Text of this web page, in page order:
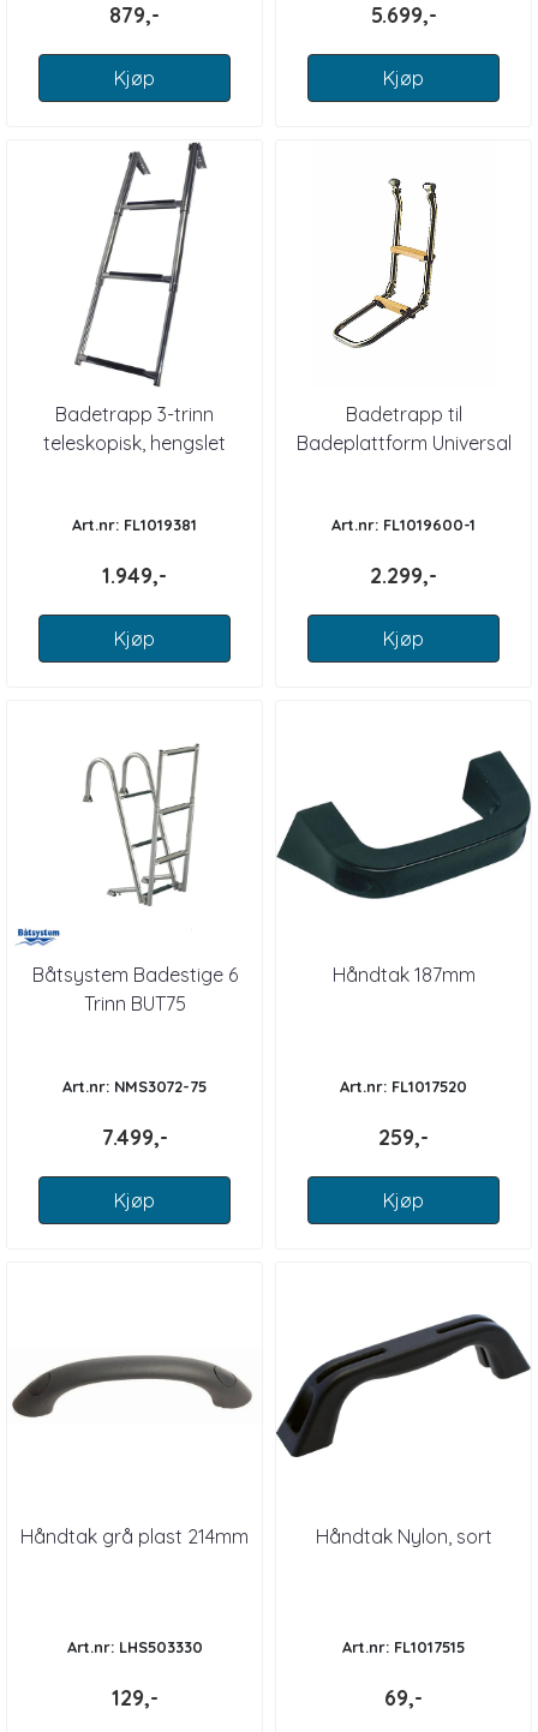
879,-
Kjøp
5.699,-
Kjøp
Badetrapp 3-trinn
teleskopisk, hengslet
Art.nr: FL1019381
1.949,-
Kjøp
Badetrapp til
Badeplattform Universal
Art.nr: FL1019600-1
2.299,-
Kjøp
Båtsystem Badestige 6
Trinn BUT75
Art.nr: NMS3072-75
7.499,-
Kjøp
Håndtak 187mm
Art.nr: FL1017520
259,-
Kjøp
Håndtak grå plast 214mm
Art.nr: LHS503330
129,-
Håndtak Nylon, sort
Art.nr: FL1017515
69,-